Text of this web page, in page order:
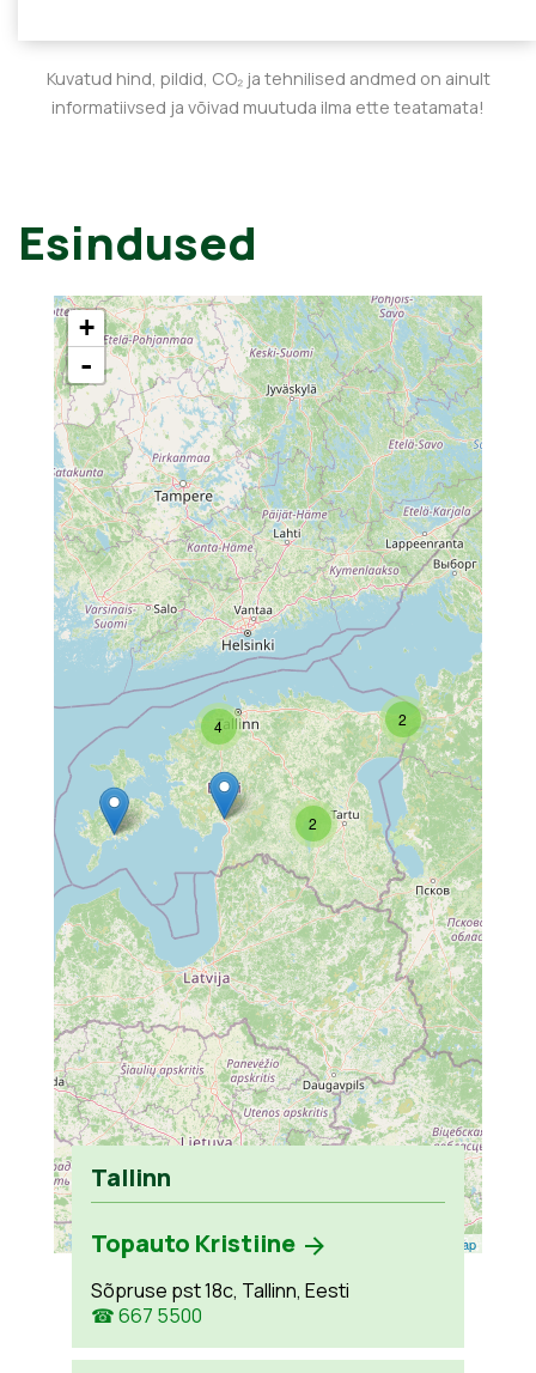
Kuvatud hind, pildid, CO₂ ja tehnilised andmed on ainult
informatiivsed ja võivad muutuda ilma ette teatamata!
Esindused
2
2
4
+
-
Leaflet OpenStreetMap
Tallinn
Topauto Kristiine
Sõpruse pst 18c, Tallinn, Eesti
☎ 667 5500